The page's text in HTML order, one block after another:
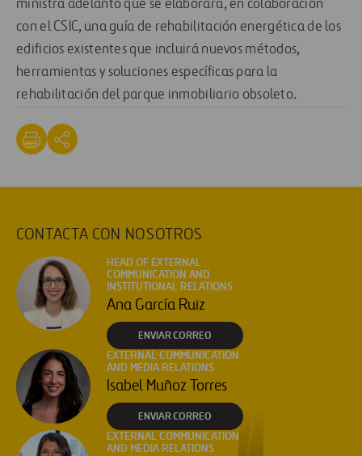
ministra adelantó que se elaborará, en colaboración
con el CSIC, una guía de rehabilitación energética de los
edificios existentes que incluirá nuevos métodos,
herramientas y soluciones específicas para la
rehabilitación del parque inmobiliario obsoleto.
CONTACTA CON NOSOTROS
HEAD OF EXTERNAL
COMMUNICATION AND
INSTITUTIONAL RELATIONS
Ana García Ruiz
ENVIAR CORREO
EXTERNAL COMMUNICATION
AND MEDIA RELATIONS
Isabel Muñoz Torres
ENVIAR CORREO
EXTERNAL COMMUNICATION
AND MEDIA RELATIONS